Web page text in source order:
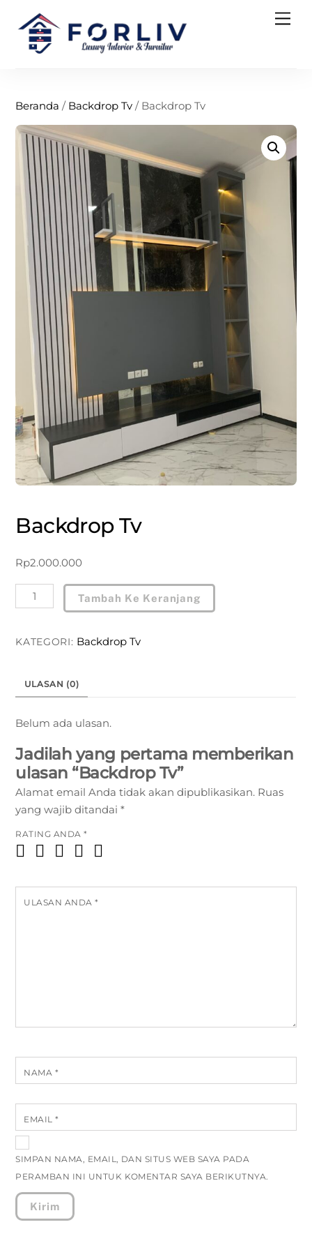
content
Beranda / Backdrop Tv / Backdrop Tv
Backdrop Tv
Rp2.000.000
Kuantitas
Backdrop
Tambah Ke Keranjang
KATEGORI: Backdrop Tv
ULASAN (0)
Belum ada ulasan.
Jadilah yang pertama memberikan
ulasan “Backdrop Tv”
Alamat email Anda tidak akan dipublikasikan. Ruas
yang wajib ditandai*
RATING ANDA*
ULASAN ANDA*
NAMA *
EMAIL*
SIMPAN NAMA, EMAIL, DAN SITUS WEB SAYA PADA
PERAMBAN INI UNTUK KOMENTAR SAYA BERIKUTNYA.